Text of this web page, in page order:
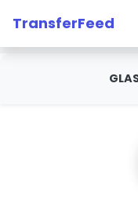
TransferFeed